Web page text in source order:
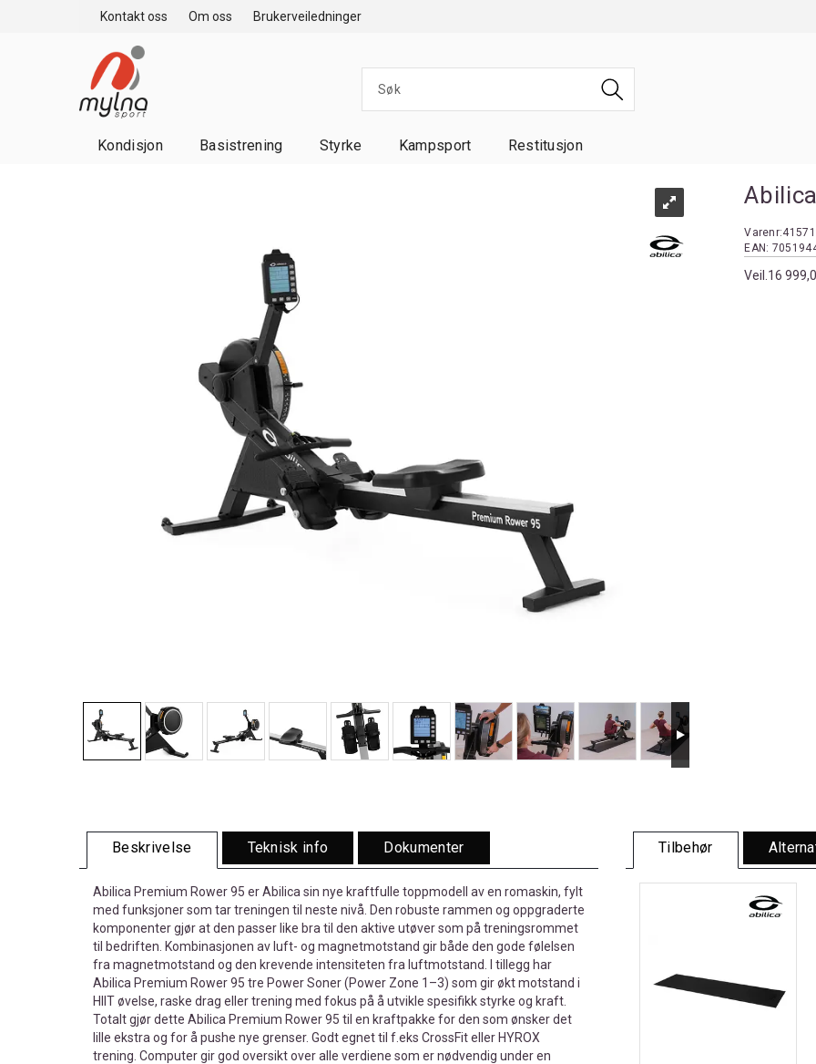
Kontakt oss Om oss Brukerveiledninger
Kondisjon Basistrening Styrke Kampsport Restitusjon
Varenr:
EAN:
Veil. 16
Beskrivelse Teknisk info Dokumenter
Abilica Premium Rower 95 er Abilica sin nye kraftfulle toppmodell av en romaskin, fylt
med funksjoner som tar treningen til neste nivå. Den robuste rammen og oppgraderte
komponenter gjør at den passer like bra til den aktive utøver som på treningsrommet
til bedriften. Kombinasjonen av luft- og magnetmotstand gir både den gode følelsen
fra magnetmotstand og den krevende intensiteten fra luftmotstand. I tillegg har
Abilica Premium Rower 95 tre Power Soner (Power Zone 1–3) som gir økt motstand i
HIIT øvelse, raske drag eller trening med fokus på å utvikle spesifikk styrke og kraft.
Totalt gjør dette Abilica Premium Rower 95 til en kraftpakke for den som ønsker det
lille ekstra og for å pushe nye grenser. Godt egnet til f.eks CrossFit eller HYROX
trening. Computer gir god oversikt over alle verdiene som er nødvendig under en
Tilbehør